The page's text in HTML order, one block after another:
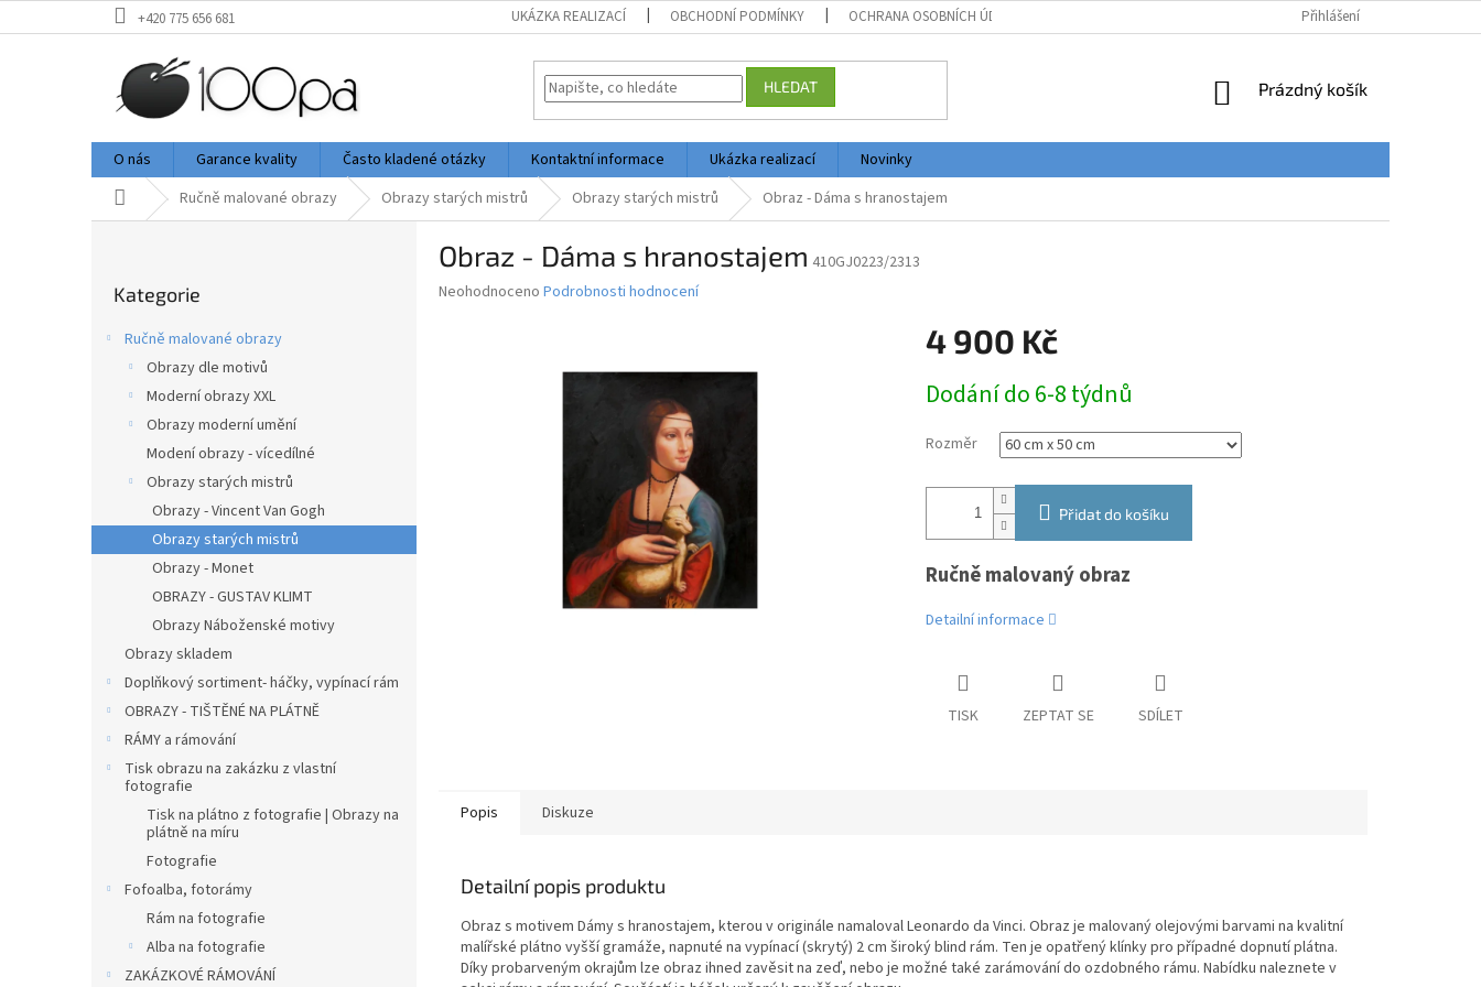
na
+420 775 656 681 UKÁZKA REALIZACÍ OBCHODNÍ PODMÍNKY OCHRANA OSOBNÍCH ÚDAJŮ Přihlášení
HLEDAT
NÁKUPNÍ
Prázdný košík
O nás Garance kvality Často kladené otázky Kontaktní informace Ukázka realizací
Novinky
Domů Ručně malované obrazy Obrazy starých mistrů Obrazy starých mistrů Obraz - Dáma s hranostajem
e
l
kategorie
Kategorie
Ručně malované obrazy
Obrazy dle motivů
Moderní obrazy XXL
Obrazy moderní umění
Modení obrazy - vícedílné
Obrazy starých mistrů
Obrazy - Vincent Van Gogh
Obrazy starých mistrů
Obrazy - Monet
OBRAZY - GUSTAV KLIMT
Obrazy Náboženské motivy
Obrazy skladem
Doplňkový sortiment- háčky, vypínací rám
OBRAZY - TIŠTĚNÉ NA PLÁTNĚ
RÁMY a rámování
Tisk obrazu na zakázku z vlastní
fotografie
Tisk na plátno z fotografie | Obrazy na
plátně na míru
Fotografie
Fofoalba, fotorámy
Rám na fotografie
Alba na fotografie
ZAKÁZKOVÉ RÁMOVÁNÍ
Obraz - Dáma s hranostajem 410GJ0223/2313
Průměrné
Neohodnoceno Podrobnosti hodnocení
4 900 Kč
cena:
Dodání do 6-8 týdnů
Rozměr
Přidat do košíku
Ručně malovaný obraz
Detailní informace
TISK ZEPTAT SE SDÍLET
Popis Diskuze
Detailní popis produktu
Obraz s motivem Dámy s hranostajem, kterou v originále namaloval Leonardo da Vinci. Obraz je malovaný olejovými barvami na kvalitní
malířské plátno vyšší gramáže, napnuté na vypínací (skrytý) 2 cm široký blind rám. Ten je opatřený klínky pro případné dopnutí plátna.
Díky probarveným okrajům lze obraz ihned zavěsit na zeď, nebo je možné také zarámování do ozdobného rámu. Nabídku naleznete v